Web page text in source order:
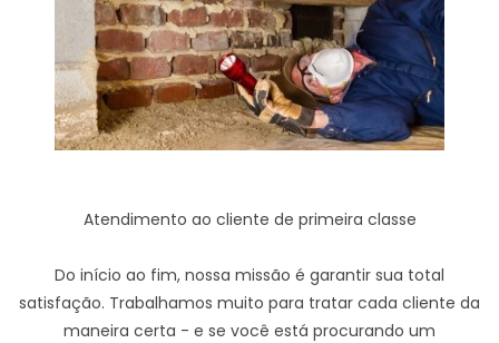
Atendimento ao cliente de primeira classe
Do início ao fim, nossa missão é garantir sua total
satisfação. Trabalhamos muito para tratar cada cliente da
maneira certa - e se você está procurando um